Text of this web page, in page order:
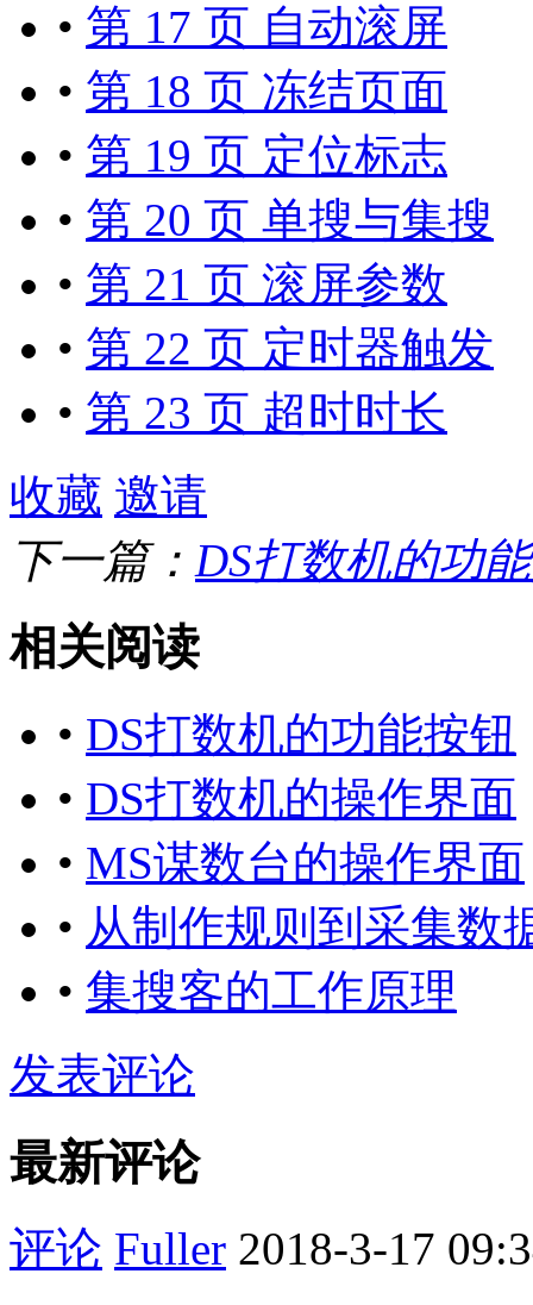
• 第 17 页 自动滚屏
• 第 18 页 冻结页面
• 第 19 页 定位标志
• 第 20 页 单搜与集搜
• 第 21 页 滚屏参数
• 第 22 页 定时器触发
• 第 23 页 超时时长
收藏 邀请
下一篇： DS打数机的功
相关阅读
• DS打数机的功能按钮
• DS打数机的操作界面
• MS谋数台的操作界面
• 从制作规则到采集数
• 集搜客的工作原理
发表评论
最新评论
评论 Fuller 2018-3-17